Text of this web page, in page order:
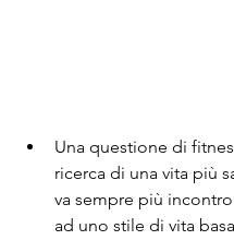
Una questione di
ricerca di una vita più
va sempre più
ad uno stile di vita